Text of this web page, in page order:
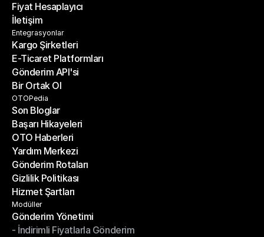
Planlar
Fiyat Hesaplayıcı
Fiyat Hesaplayıcı
İletişim
İletişim
Entegrasyonlar
Kargo Şirketleri
Kargo Şirketleri
E-Ticaret Platformları
E-Ticaret Platformları
Gönderim API'si
Gönderim API'si
Bir Ortak Ol
Bir Ortak Ol
OTOPedia
Son Bloglar
Son Bloglar
Başarı Hikayeleri
Başarı Hikayeleri
OTO Haberleri
OTO Haberleri
Yardım Merkezi
Yardım Merkezi
Gönderim Rotaları
Gönderim Rotaları
Gizlilik Politikası
Gizlilik Politikası
Hizmet Şartları
Hizmet Şartları
Modüller
Gönderim Yönetimi
Gönderim Yönetimi
- İndirimli Fiyatlarla Gönderim